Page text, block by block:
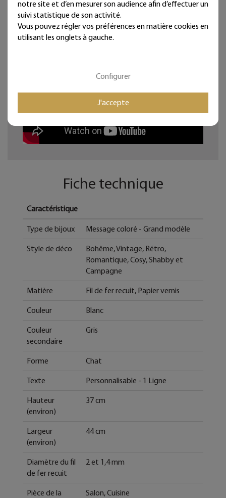
Ces articles sont réservés à la décoration d'intérieur.
Bijoux de mur, et si les murs portaient des bijoux...
Fiche technique
Caractéristique
Type de bijoux Message coloré - Grand modèle
Style de déco
Bohême, Vintage, Rétro,
Romantique, Cosy, Shabby et
Campagne
Matière Fil de fer recuit, Papier vernis
Couleur Blanc
Couleur
secondaire
Gris
Forme Chat
Texte Personnalisable - 1 Ligne
Hauteur
(environ)
37 cm
Largeur
(environ)
44 cm
Diamètre du fil
de fer recuit
2 et 1,4 mm
Pièce de la
Salon, Cuisine
notre site et d’en mesurer son audience afin d’effectuer un
suivi statistique de son activité.
Vous pouvez régler vos préférences en matière cookies en
utilisant les onglets à gauche.
Configurer
J'accepte